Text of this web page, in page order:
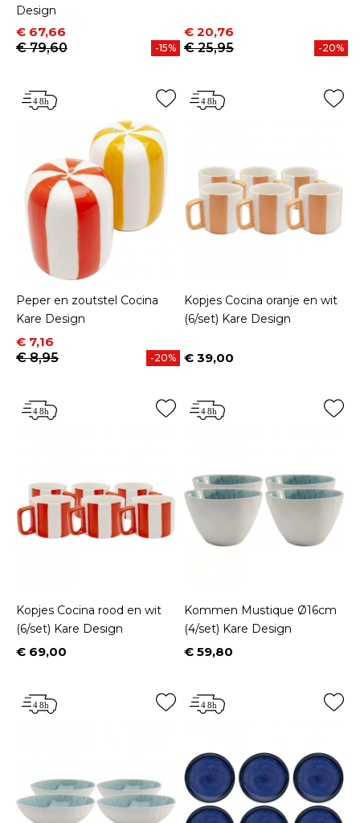
Design
Prijs
€ 67,66
Normale prijs
€ 79,60
-15%
Prijs
€ 20,76
Normale prijs
€ 25,95
-20%
Peper en zoutstel Cocina
Kare Design
Prijs
€ 7,16
Normale prijs
€ 8,95
-20%
Kopjes Cocina oranje en wit
(6/set) Kare Design
Prijs
€ 39,00
Kopjes Cocina rood en wit
(6/set) Kare Design
Prijs
€ 69,00
Kommen Mustique Ø16cm
(4/set) Kare Design
Prijs
€ 59,80